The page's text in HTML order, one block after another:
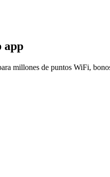
app
millones de puntos WiFi,